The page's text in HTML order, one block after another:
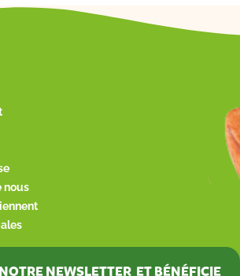
nous
NEWSLETTER ET BÉNÉFICIE